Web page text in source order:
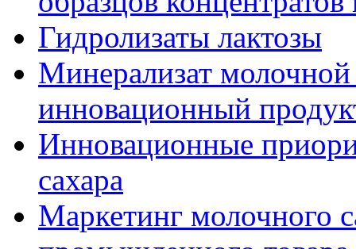
Гидролизаты лактозы
Минерализат
инновационный
Инновационные
сахара
Маркетинг молочного